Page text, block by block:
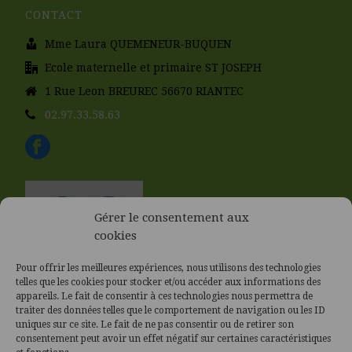
Gérer le consentement aux
cookies
Pour offrir les meilleures expériences, nous utilisons des technologies
telles que les cookies pour stocker et/ou accéder aux informations des
appareils. Le fait de consentir à ces technologies nous permettra de
traiter des données telles que le comportement de navigation ou les ID
uniques sur ce site. Le fait de ne pas consentir ou de retirer son
consentement peut avoir un effet négatif sur certaines caractéristiques
CONTACT
Mme Laura QUEMENEUR-BUQUEN
Ecole maternelle et primaire ST JOSEPH
1 Rue Leon BREUREC 56670 RIANTEC
02.97.33.58.63